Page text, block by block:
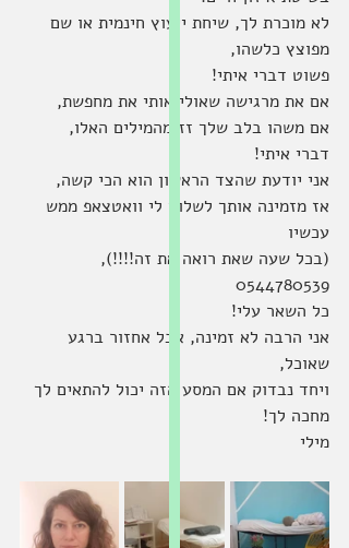
לא מוכרת לך, שיחת ייעוץ חינמית או שם
מפוצץ כלשהו,
פשוט דברי איתי!
אם את מרגישה שאולי אותי את מחפשת,
אם משהו בלב שלך זז מהמילים האלו,
דברי איתי!
אני יודעת שהצד הראשון הוא הכי קשה,
אז מזמינה אותך לשלוח לי וואטצאפ ממש
עכשיו
(בכל שעה שאת רואה את זה!!!!),
0544780539
כל השאר עלי!
אני הרבה לא זמינה, אבל אחזור ברגע
שאוכל,
ויחד נבדוק אם המסע הזה יכול להתאים לך
מחכה לך!
מילי